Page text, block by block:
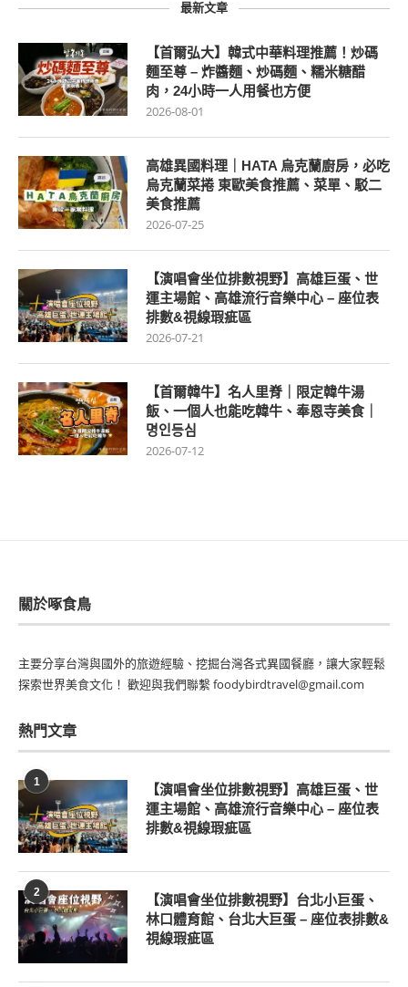
最新文章
【首爾弘大】韓式中華料理推薦！炒碼
麵至尊 – 炸醬麵、炒碼麵、糯米糖醋
肉，24小時一人用餐也方便
2026-08-01
高雄異國料理｜HATA 烏克蘭廚房，必吃
烏克蘭菜捲 東歐美食推薦、菜單、駁二
美食推薦
2026-07-25
【演唱會坐位排數視野】高雄巨蛋、世
運主場館、高雄流行音樂中心 – 座位表
排數&視線瑕疵區
2026-07-21
【首爾韓牛】名人里脊｜限定韓牛湯
飯、一個人也能吃韓牛、奉恩寺美食｜
명인등심
2026-07-12
關於啄食鳥
主要分享台灣與國外的旅遊經驗、挖掘台灣各式異國餐廳，讓大家輕鬆
探索世界美食文化！ 歡迎與我們聯繫 foodybirdtravel@gmail.com
熱門文章
1
【演唱會坐位排數視野】高雄巨蛋、世
運主場館、高雄流行音樂中心 – 座位表
排數&視線瑕疵區
2
【演唱會坐位排數視野】台北小巨蛋、
林口體育館、台北大巨蛋 – 座位表排數&
視線瑕疵區